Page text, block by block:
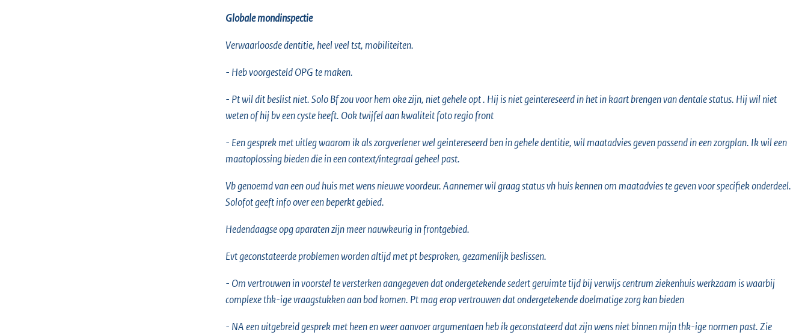
Globale mondinspectie
Verwaarloosde dentitie, heel veel tst, mobiliteiten.
- Heb voorgesteld OPG te maken.
- Pt wil dit beslist niet. Solo Bf zou voor hem oke zijn, niet gehele opt . Hij is niet geintereseerd in het in kaart brengen van dentale status. Hij wil niet
weten of hij bv een cyste heeft. Ook twijfel aan kwaliteit foto regio front
- Een gesprek met uitleg waarom ik als zorgverlener wel geintereseerd ben in gehele dentitie, wil maatadvies geven passend in een zorgplan. Ik wil een
maatoplossing bieden die in een context/integraal geheel past.
Vb genoemd van een oud huis met wens nieuwe voordeur. Aannemer wil graag status vh huis kennen om maatadvies te geven voor specifiek onderdeel.
Solofot geeft info over een beperkt gebied.
Hedendaagse opg aparaten zijn meer nauwkeurig in frontgebied.
Evt geconstateerde problemen worden altijd met pt besproken, gezamenlijk beslissen.
- Om vertrouwen in voorstel te versterken aangegeven dat ondergetekende sedert geruimte tijd bij verwijs centrum ziekenhuis werkzaam is waarbij
complexe thk-ige vraagstukken aan bod komen. Pt mag erop vertrouwen dat ondergetekende doelmatige zorg kan bieden
- NA een uitgebreid gesprek met heen en weer aanvoer argumentaen heb ik geconstateerd dat zijn wens niet binnen mijn thk-ige normen past. Zie